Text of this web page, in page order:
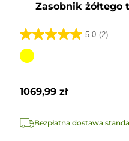
Zasobnik żółtego
5.0 (2)
5.0
na
2
Wkład
1069,99 zł
Bezpłatna dostawa